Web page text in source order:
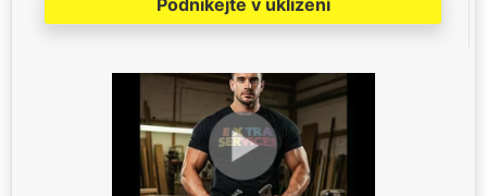
Podnikejte v uklízení